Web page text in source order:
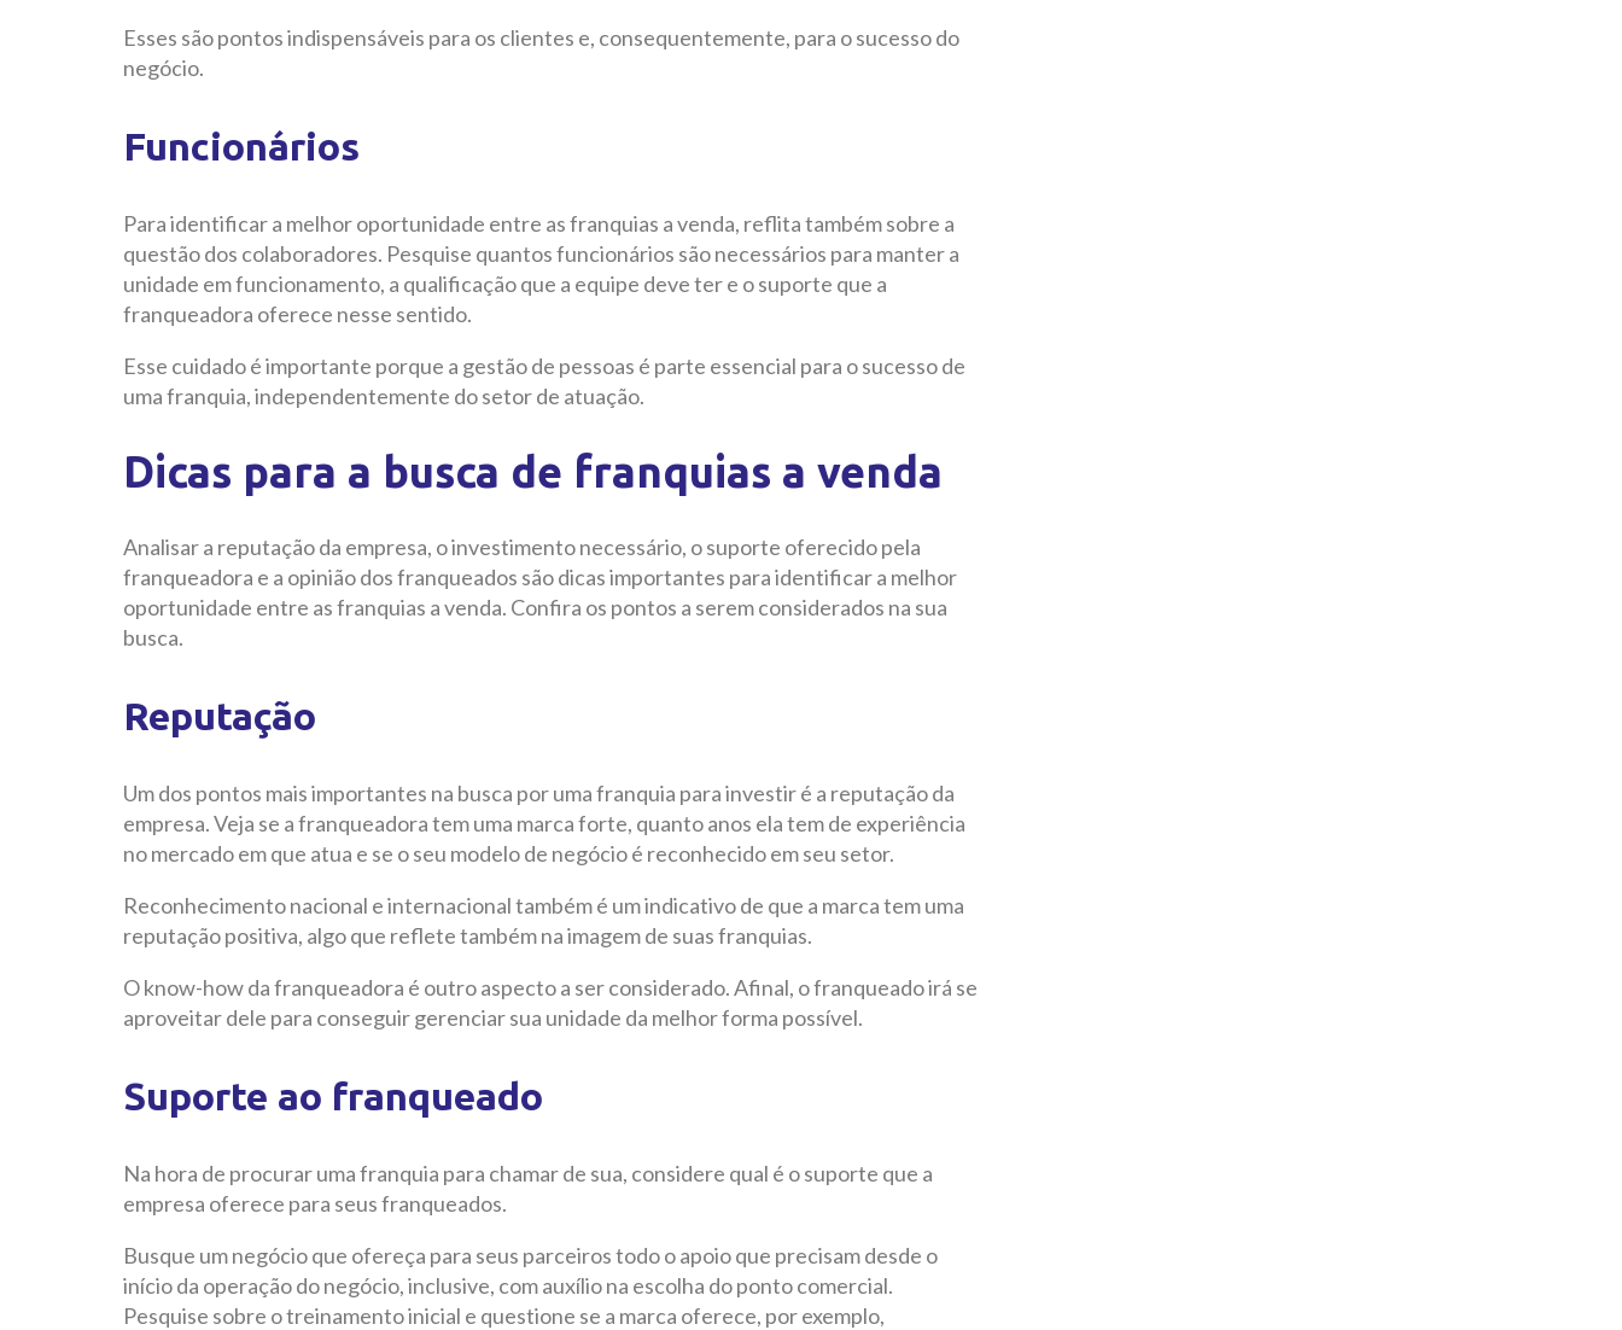
Esses são pontos indispensáveis para os clientes e, consequentemente, para o sucesso do
negócio.
Funcionários
Para identificar a melhor oportunidade entre as franquias a venda, reflita também sobre a
questão dos colaboradores. Pesquise quantos funcionários são necessários para manter a
unidade em funcionamento, a qualificação que a equipe deve ter e o suporte que a
franqueadora oferece nesse sentido.
Esse cuidado é importante porque a gestão de pessoas é parte essencial para o sucesso de
uma franquia, independentemente do setor de atuação.
Dicas para a busca de franquias a venda
Analisar a reputação da empresa, o investimento necessário, o suporte oferecido pela
franqueadora e a opinião dos franqueados são dicas importantes para identificar a melhor
oportunidade entre as franquias a venda. Confira os pontos a serem considerados na sua
busca.
Reputação
Um dos pontos mais importantes na busca por uma franquia para investir é a reputação da
empresa. Veja se a franqueadora tem uma marca forte, quanto anos ela tem de experiência
no mercado em que atua e se o seu modelo de negócio é reconhecido em seu setor.
Reconhecimento nacional e internacional também é um indicativo de que a marca tem uma
reputação positiva, algo que reflete também na imagem de suas franquias.
O know-how da franqueadora é outro aspecto a ser considerado. Afinal, o franqueado irá se
aproveitar dele para conseguir gerenciar sua unidade da melhor forma possível.
Suporte ao franqueado
Na hora de procurar uma franquia para chamar de sua, considere qual é o suporte que a
empresa oferece para seus franqueados.
Busque um negócio que ofereça para seus parceiros todo o apoio que precisam desde o
início da operação do negócio, inclusive, com auxílio na escolha do ponto comercial.
Pesquise sobre o treinamento inicial e questione se a marca oferece, por exemplo,